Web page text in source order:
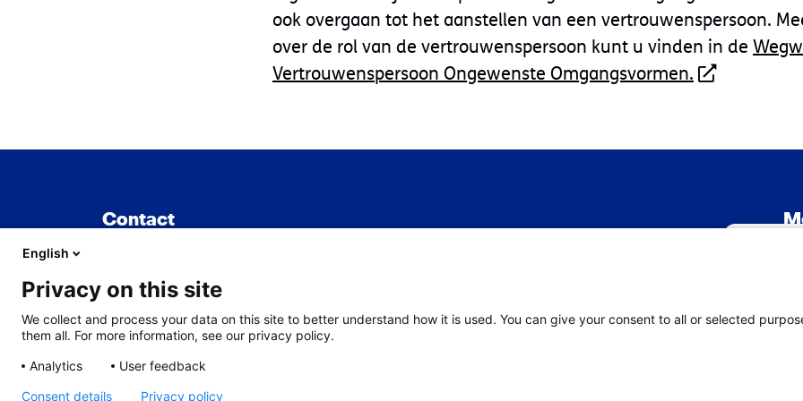
deze
nadelige
ook overgaan tot het aanstellen van een vertrouwenspersoon.
over de rol van de vertrouwenspersoon kunt u vinden in de
Vertrouwenspersoon Ongewenste Omgangsvormen.
Contact
TNO
2333 BE Leiden
English
Privacy on this site
We collect and process your data on this site to better understand how it is used. You can give your consent to all or selected
them all. For more information, see our privacy policy.
Analytics
User feedback
Consent details Privacy policy